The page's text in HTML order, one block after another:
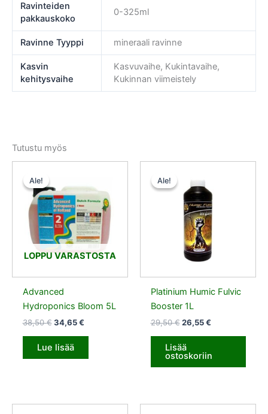
Ravinteiden
pakkauskoko
0-325ml
Ravinne Tyyppi mineraali ravinne
Kasvin
kehitysvaihe
Kasvuvaihe, Kukintavaihe,
Kukinnan viimeistely
Tutustu myös
Ale!
LOPPU VARASTOSTA
Ale!
Advanced
Hydroponics Bloom 5L
38,50€
oli:
38,50 €.
34,65€
on:
34,65 €.
Lue lisää
Ale!
Ale!
Platinium Humic Fulvic
Booster 1L
29,50€
oli:
29,50 €.
26,55€
26,55 €.
Lisää
ostoskoriin